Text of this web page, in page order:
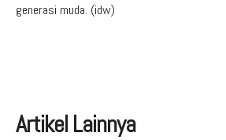
generasi muda. (idw)
Artikel Lainnya